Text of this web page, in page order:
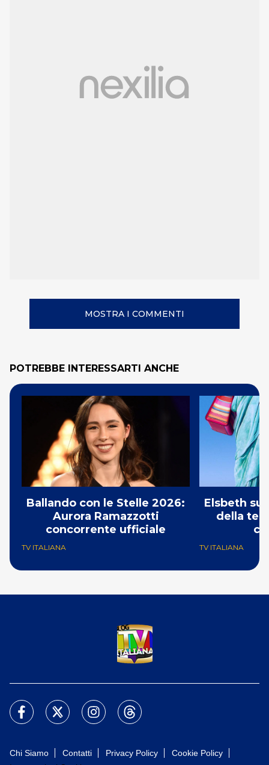
MOSTRA I COMMENTI
POTREBBE INTERESSARTI ANCHE
Ballando con le Stelle 2026:
Aurora Ramazzotti
concorrente ufficiale
TV ITALIANA
Elsbeth su
della
TV ITALIANA
Chi Siamo Contatti Privacy Policy
Cookie Policy